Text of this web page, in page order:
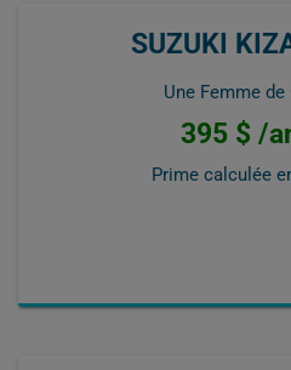
SUZUKI
Une Femme de
395 $ /
Prime calculée